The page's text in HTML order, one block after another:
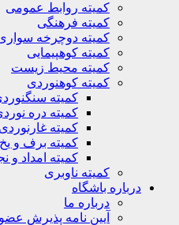
کمیته روابط عمومی
کمیته فرهنگی
کمیته دوچرخه سواری
کمیته کوهپیمایی
کمیته محیط زیست
کمیته کوهنوردی
کمیته سنگنوردی
کمیته دره نوردی
کمیته غارنوردی
کمیته برف و یخ
کمیته امداد و نجات
کمیته ناوبری
باشگاه
درباره ما
آیین نامه پذیرش عضو باشگاه